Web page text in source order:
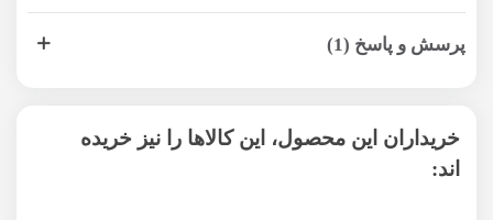
پرسش و پاسخ (1)
خریداران این محصول، این کالاها را نیز خریده
اند: